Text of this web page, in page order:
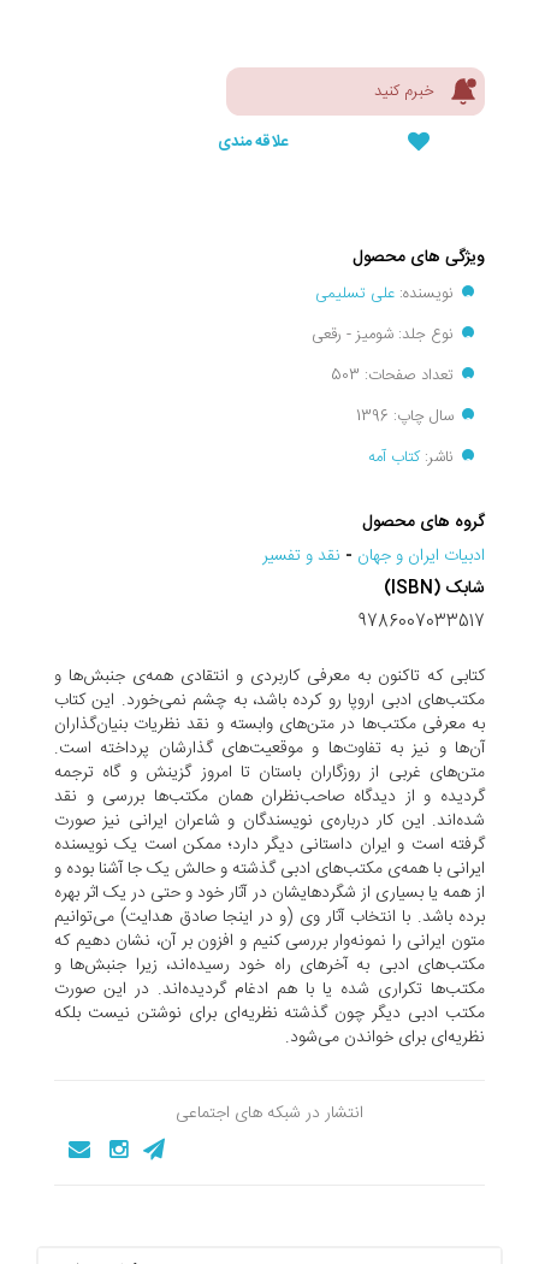
خبرم کنید
علاقه مندی
ویژگی های محصول
نویسنده: علی تسلیمی
نوع جلد: شومیز - رقعی
تعداد صفحات: 503
سال چاپ: 1396
ناشر:کتاب آمه
گروه های محصول
ادبيات ايران و جهان - نقد و تفسير
شابک (ISBN)
9786007033517
کتابی که تاکنون به معرفی کاربردی و انتقادی همه‌ی جنبش‌ها و
مکتب‌های ادبی اروپا رو کرده باشد، به چشم نمی‌خورد. این کتاب
به معرفی مکتب‌ها در متن‌های وابسته و نقد نظریات بنیان‌گذاران
آن‌ها و نیز به تفاوت‌ها و موقعیت‌های گذارشان پرداخته است.
متن‌های غربی از روزگاران باستان تا امروز گزینش و گاه ترجمه
گردیده و از دیدگاه صاحب‌نظران همان مکتب‌ها بررسی و نقد
شده‌اند. این کار درباره‌ی نویسندگان و شاعران ایرانی نیز صورت
گرفته است و ایران داستانی دیگر دارد؛ ممکن است یک نویسنده
ایرانی با همه‌ی مکتب‌های ادبی گذشته و حالش یک جا آشنا بوده و
از همه یا بسیاری از شگردهایشان در آثار خود و حتی در یک اثر بهره
برده باشد. با انتخاب آثار وی (و در اینجا صادق هدایت) می‌توانیم
متون ایرانی را نمونه‌وار بررسی کنیم و افزون بر آن، نشان دهیم که
مکتب‌های ادبی به آخرهای راه خود رسیده‌اند، زیرا جنبش‌ها و
مکتب‌ها تکراری شده یا با هم ادغام گردیده‌اند. در این صورت
مکتب ادبی دیگر چون گذشته نظریه‌ای برای نوشتن نیست بلکه
نظریه‌ای برای خواندن می‌شود.
انتشار در شبکه های اجتماعی